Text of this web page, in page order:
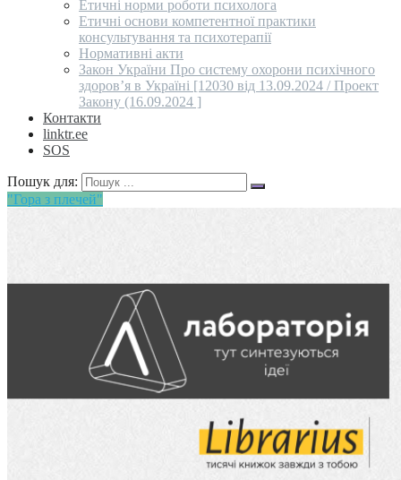
Етичні норми роботи психолога
Етичні основи компетентної практики
консультування та психотерапії
Нормативні акти
Закон України Про систему охорони психічного
здоров’я в Україні [12030 від 13.09.2024 / Проект
Закону (16.09.2024 ]
Контакти
linktr.ee
SOS
Пошук для:
"Гора з плечей"